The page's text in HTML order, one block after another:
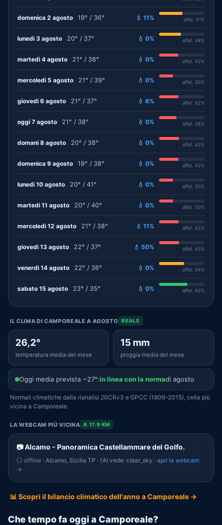
domenica 2 agosto 19° / 36° 💧 11% affid. 51%
lunedì 3 agosto 20° / 37° 💧 0% affid. 48%
martedì 4 agosto 21° / 38° 💧 0% affid. 42%
mercoledì 5 agosto 21° / 39° 💧 0% affid. 30%
giovedì 6 agosto 21° / 37° 💧 6% affid. 42%
oggi 7 agosto 21° / 38° 💧 0% affid. 38%
domani 8 agosto 20° / 38° 💧 0% affid. 43%
domenica 9 agosto 19° / 38° 💧 0% affid. 42%
lunedì 10 agosto 20° / 41° 💧 0% affid. 30%
martedì 11 agosto 20° / 40° 💧 0% affid. 30%
mercoledì 12 agosto 21° / 38° 💧 11% affid. 42%
giovedì 13 agosto 22° / 37° 💧 50% affid. 43%
venerdì 14 agosto 22° / 36° 💧 0% affid. 54%
sabato 15 agosto 23° / 35° 💧 0% affid. 62%
IL CLIMA DI CAMPOREALE A AGOSTO REALE
26,2°
temperatura media del mese
15 mm
pioggia media del mese
Oggi media prevista ~27°:in linea con la normadi agosto
Normali climatiche dalla rianalisi 20CRv3 e GPCC (1806–2015), cella più
vicina a Camporeale.
LA WEBCAM PIÙ VICINA A 17.9 KM
📷 Alcamo - Panoramica Castellammare del Golfo.
⚪ offline · Alcamo, Sicilia TP · l'AI vede: clear_sky · apri la webcam
→
📊 Scopri il bilancio climatico dell'anno a Camporeale →
Che tempo fa oggi a Camporeale?